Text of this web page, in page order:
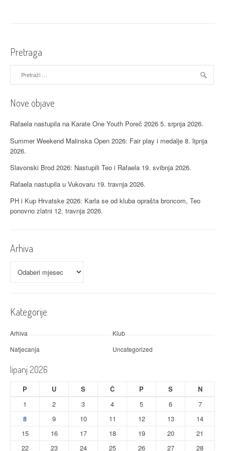
a
c
i
j
a
o
b
j
a
v
Pretraga
Nove objave
Rafaela nastupila na Karate One Youth Poreč 2026 5. srpnja 2026.
Summer Weekend Malinska Open 2026: Fair play i medalje 8. lipnja
2026.
Slavonski Brod 2026: Nastupili Teo i Rafaela 19. svibnja 2026.
Rafaela nastupila u Vukovaru 19. travnja 2026.
PH i Kup Hrvatske 2026: Karla se od kluba oprašta broncom, Teo
ponovno zlatni 12. travnja 2026.
Arhiva
Kategorije
Arhiva
Klub
Natjecanja
Uncategorized
lipanj 2026
P U S Č P S
N
1
2 3 4 5 6
7
8
9 10 11 12 13
14
15
16 17 18 19 20
21
22
23 24 25 26 27 28